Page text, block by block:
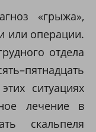
«грыжа»,
или операции.
отдела
ситуациях
лечение в
скальпеля